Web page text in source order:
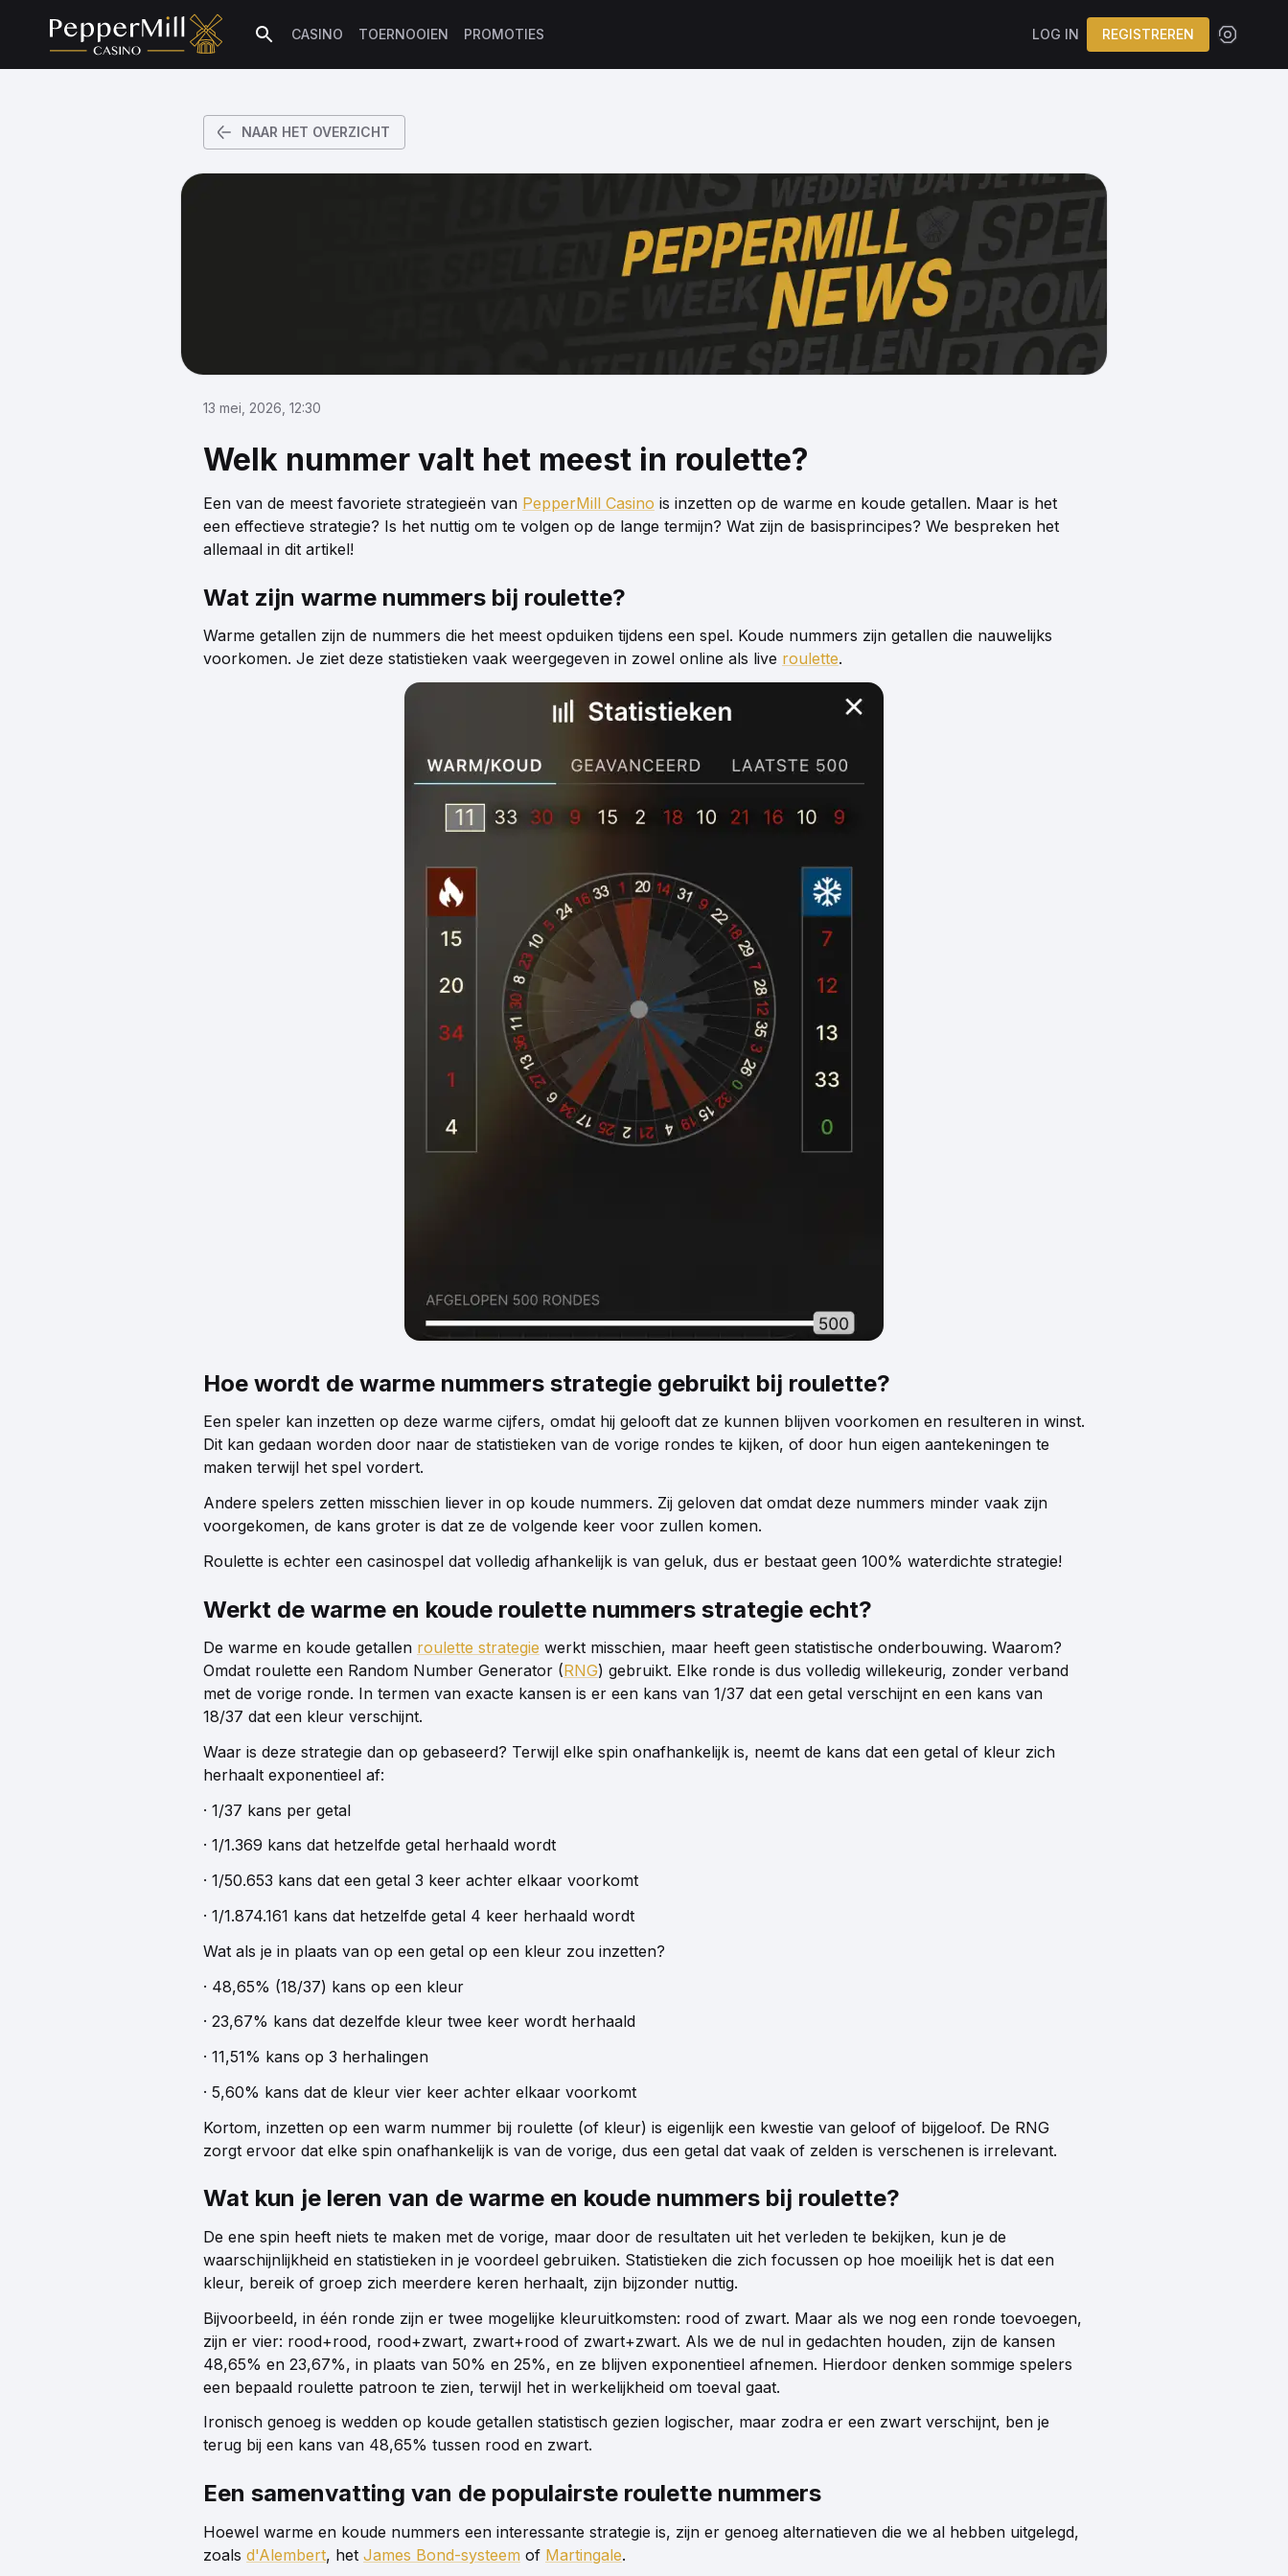
Zoeken
CASINO TOERNOOIEN PROMOTIES LOG IN REGISTREREN
NAAR HET OVERZICHT
13 mei, 2026, 12:30
Welk nummer valt het meest in roulette?
Een van de meest favoriete strategieën van PepperMill Casino is inzetten op de warme en koude getallen. Maar is het
een effectieve strategie? Is het nuttig om te volgen op de lange termijn? Wat zijn de basisprincipes? We bespreken het
allemaal in dit artikel!
Wat zijn warme nummers bij roulette?
Warme getallen zijn de nummers die het meest opduiken tijdens een spel. Koude nummers zijn getallen die nauwelijks
voorkomen. Je ziet deze statistieken vaak weergegeven in zowel online als live roulette.
Hoe wordt de warme nummers strategie gebruikt bij roulette?
Een speler kan inzetten op deze warme cijfers, omdat hij gelooft dat ze kunnen blijven voorkomen en resulteren in winst.
Dit kan gedaan worden door naar de statistieken van de vorige rondes te kijken, of door hun eigen aantekeningen te
maken terwijl het spel vordert.
Andere spelers zetten misschien liever in op koude nummers. Zij geloven dat omdat deze nummers minder vaak zijn
voorgekomen, de kans groter is dat ze de volgende keer voor zullen komen.
Roulette is echter een casinospel dat volledig afhankelijk is van geluk, dus er bestaat geen 100% waterdichte strategie!
Werkt de warme en koude roulette nummers strategie echt?
De warme en koude getallen roulette strategie werkt misschien, maar heeft geen statistische onderbouwing. Waarom?
Omdat roulette een Random Number Generator (RNG) gebruikt. Elke ronde is dus volledig willekeurig, zonder verband
met de vorige ronde. In termen van exacte kansen is er een kans van 1/37 dat een getal verschijnt en een kans van
18/37 dat een kleur verschijnt.
Waar is deze strategie dan op gebaseerd? Terwijl elke spin onafhankelijk is, neemt de kans dat een getal of kleur zich
herhaalt exponentieel af:
· 1/37 kans per getal
· 1/1.369 kans dat hetzelfde getal herhaald wordt
· 1/50.653 kans dat een getal 3 keer achter elkaar voorkomt
· 1/1.874.161 kans dat hetzelfde getal 4 keer herhaald wordt
Wat als je in plaats van op een getal op een kleur zou inzetten?
· 48,65% (18/37) kans op een kleur
· 23,67% kans dat dezelfde kleur twee keer wordt herhaald
· 11,51% kans op 3 herhalingen
· 5,60% kans dat de kleur vier keer achter elkaar voorkomt
Kortom, inzetten op een warm nummer bij roulette (of kleur) is eigenlijk een kwestie van geloof of bijgeloof. De RNG
zorgt ervoor dat elke spin onafhankelijk is van de vorige, dus een getal dat vaak of zelden is verschenen is irrelevant.
Wat kun je leren van de warme en koude nummers bij roulette?
De ene spin heeft niets te maken met de vorige, maar door de resultaten uit het verleden te bekijken, kun je de
waarschijnlijkheid en statistieken in je voordeel gebruiken. Statistieken die zich focussen op hoe moeilijk het is dat een
kleur, bereik of groep zich meerdere keren herhaalt, zijn bijzonder nuttig.
Bijvoorbeeld, in één ronde zijn er twee mogelijke kleuruitkomsten: rood of zwart. Maar als we nog een ronde toevoegen,
zijn er vier: rood+rood, rood+zwart, zwart+rood of zwart+zwart. Als we de nul in gedachten houden, zijn de kansen
48,65% en 23,67%, in plaats van 50% en 25%, en ze blijven exponentieel afnemen. Hierdoor denken sommige spelers
een bepaald roulette patroon te zien, terwijl het in werkelijkheid om toeval gaat.
Ironisch genoeg is wedden op koude getallen statistisch gezien logischer, maar zodra er een zwart verschijnt, ben je
terug bij een kans van 48,65% tussen rood en zwart.
Een samenvatting van de populairste roulette nummers
Hoewel warme en koude nummers een interessante strategie is, zijn er genoeg alternatieven die we al hebben uitgelegd,
zoals d'Alembert, het James Bond-systeem of Martingale.